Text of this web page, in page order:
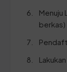
Menuju
berkas)